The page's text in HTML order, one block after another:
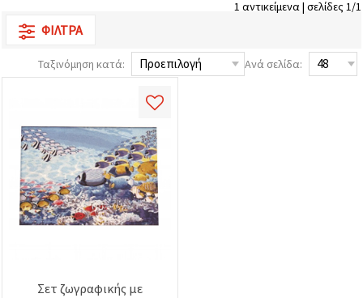
μεταξύ
τη βοήθεια
μάρκετινγκ.
Μπορείτε
συμφωνήσετε
χρησιμοποιήσετε
όλα τα
1 αντικείμενα | σελίδες 1/1
ΦΊΛΤΡΑ
Ταξινόμηση κατά: Ανά σελίδα:
Σετ ζωγραφικής με